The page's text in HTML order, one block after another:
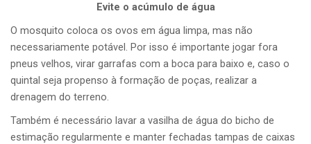
Evite o acúmulo de água
O mosquito coloca os ovos em água limpa, mas não
necessariamente potável. Por isso é importante jogar fora
pneus velhos, virar garrafas com a boca para baixo e, caso o
quintal seja propenso à formação de poças, realizar a
drenagem do terreno.
Também é necessário lavar a vasilha de água do bicho de
estimação regularmente e manter fechadas tampas de caixas